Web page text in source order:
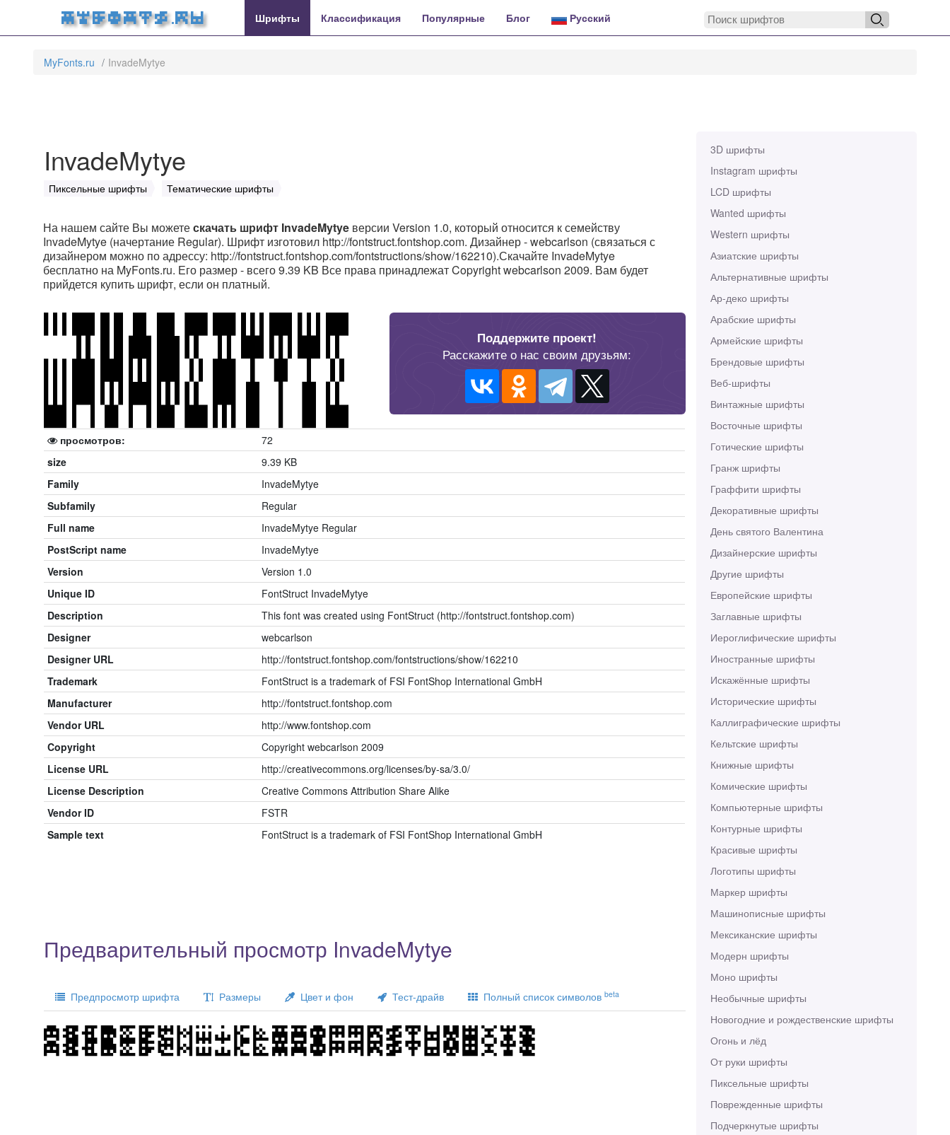
MyFonts.ru Шрифты Классификация Популярные Блог Русский
MyFonts.ru InvadeMytye
3D шрифты
Instagram шрифты
LCD шрифты
Wanted шрифты
Western шрифты
Азиатские шрифты
Альтернативные шрифты
Ар-деко шрифты
Арабские шрифты
Армейские шрифты
Брендовые шрифты
Веб-шрифты
Винтажные шрифты
Восточные шрифты
Готические шрифты
Гранж шрифты
Граффити шрифты
Декоративные шрифты
День святого Валентина
Дизайнерские шрифты
Другие шрифты
Европейские шрифты
Заглавные шрифты
Иероглифические шрифты
Иностранные шрифты
Искажённые шрифты
Исторические шрифты
Каллиграфические шрифты
Кельтские шрифты
Книжные шрифты
Комические шрифты
Компьютерные шрифты
Контурные шрифты
Красивые шрифты
Логотипы шрифты
Маркер шрифты
Машинописные шрифты
Мексиканские шрифты
Модерн шрифты
Моно шрифты
Необычные шрифты
Новогодние и рождественские шрифты
Огонь и лёд
От руки шрифты
Пиксельные шрифты
Поврежденные шрифты
Подчеркнутые шрифты
InvadeMytye
Пиксельные шрифты Тематические шрифты
На нашем сайте Вы можетескачать шрифт InvadeMytye версии Version 1.0, который относится к семейству
InvadeMytye (начертание Regular). Шрифт изготовил http://fontstruct.fontshop.com. Дизайнер - webcarlson (связаться с
дизайнером можно по адрессу: http://fontstruct.fontshop.com/fontstructions/show/162210).Скачайте InvadeMytye
бесплатно на MyFonts.ru. Его размер - всего 9.39 KB Все права принадлежат Copyright webcarlson 2009. Вам будет
прийдется купить шрифт, если он платный.
Поддержите проект!
Расскажите о нас своим друзьям:
просмотров:
72
size
9.39 KB
Family
InvadeMytye
Subfamily
Regular
Full name
InvadeMytye Regular
PostScript name
InvadeMytye
Version
Version 1.0
Unique ID
FontStruct InvadeMytye
Description
This font was created using FontStruct (http://fontstruct.fontshop.com)
Designer
webcarlson
Designer URL
http://fontstruct.fontshop.com/fontstructions/show/162210
Trademark
FontStruct is a trademark of FSI FontShop International GmbH
Manufacturer
http://fontstruct.fontshop.com
Vendor URL
http://www.fontshop.com
Copyright
Copyright webcarlson 2009
License URL
http://creativecommons.org/licenses/by-sa/3.0/
License Description
Creative Commons Attribution Share Alike
Vendor ID
FSTR
Sample text
FontStruct is a trademark of FSI FontShop International GmbH
Предварительный просмотр InvadeMytye
Предпросмотр шрифта Размеры Цвет и фон Тест-драйв Полный список символов beta